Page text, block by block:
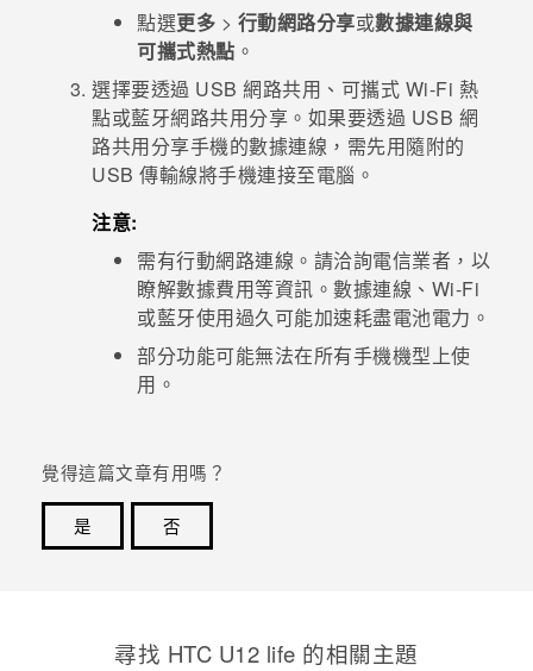
點選更多 > 行動網路分享或數據連線與
可攜式熱點 。
選擇要透過 USB 網路共用、可攜式 Wi-Fi 熱
點或藍牙網路共用分享。如果要透過 USB 網
路共用分享手機的數據連線，需先用隨附的
USB 傳輸線將手機連接至電腦。
注意:
需有行動網路連線。請洽詢電信業者，以
瞭解數據費用等資訊。數據連線、 Wi-Fi
或藍牙使用過久可能加速耗盡電池電力。
部分功能可能無法在所有手機機型上使
用。
覺得這篇文章有用嗎？
是
否
尋找 HTC U12 life 的相關主題